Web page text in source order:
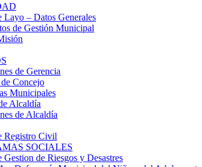
Layo – Datos Generales
de Gestión Municipal
de Gerencia
Concejo
Municipales
Alcaldía
de Alcaldía
Registro Civil
SOCIALES
Gestion de Riesgos y Desastres